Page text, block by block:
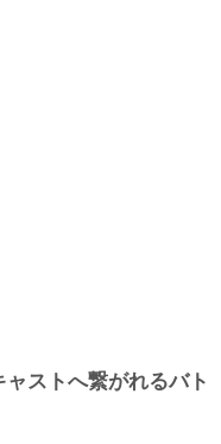
ストへ繋がれるバト